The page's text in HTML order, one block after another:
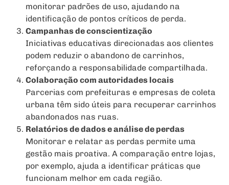
monitorar padrões de uso, ajudando na
identificação de pontos críticos de perda.
Campanhas de conscientização
Iniciativas educativas direcionadas aos clientes
podem reduzir o abandono de carrinhos,
reforçando a responsabilidade compartilhada.
Colaboração com autoridades locais
Parcerias com prefeituras e empresas de coleta
urbana têm sido úteis para recuperar carrinhos
abandonados nas ruas.
Relatórios de dados e análise de perdas
Monitorar e relatar as perdas permite uma
gestão mais proativa. A comparação entre lojas,
por exemplo, ajuda a identificar práticas que
funcionam melhor em cada região.